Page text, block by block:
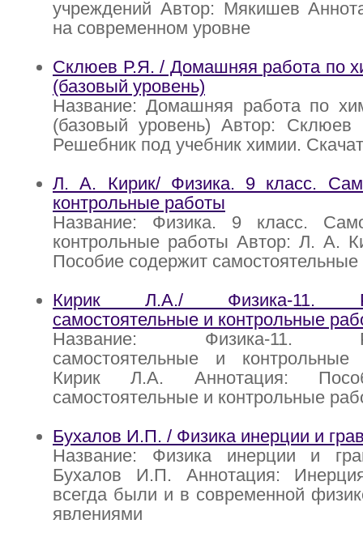
учреждений Автор: Мякишев
на современном уровне
Склюев Р.Я. / Домашняя работа по
(базовый уровень)
Название: Домашняя работа по
(базовый уровень) Автор: Склюев
Решебник под учебник химии.
Л. А. Кирик/ Физика. 9 класс.
контрольные работы
Название: Физика. 9 класс.
контрольные работы Автор: Л. А.
Пособие содержит самостоятельные
Кирик Л.А./ Физика-11.
самостоятельные и контрольные
Название: Физика-11.
самостоятельные и
Кирик Л.А. Аннотация:
самостоятельные и контрольные
Бухалов И.П. / Физика инерции и
Название: Физика инерции и
Бухалов И.П. Аннотация:
всегда были и в современной
явлениями